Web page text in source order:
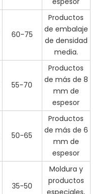
60-75
Productos
de embalaje
de densidad
media.
55-70
Productos
de más de 8
mm de
espesor
50-65
Productos
de más de 6
mm de
espesor
35-50
Moldura y
productos
Bloque de alta densidad
y productos especiales.
Bloque de alta densidad
y productos especiales.
Bloque de alta densidad
y productos especiales.